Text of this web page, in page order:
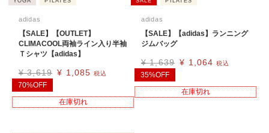
adidas
【SALE】【OUTLET】
CLIMACOOL両袖ライン入り半袖
Ｔシャツ【adidas】
¥ 3,619 ¥ 1,085 税込
70%OFF
在庫切れ
adidas
【SALE】【adidas】ランニング
ジムバッグ
¥ 1,639 ¥ 1,064 税込
35%OFF
在庫切れ